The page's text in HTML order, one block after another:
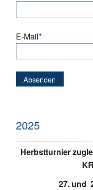
Pflichtfeld
E-Mail*
Absenden
2025
Herbstturnier
27. und